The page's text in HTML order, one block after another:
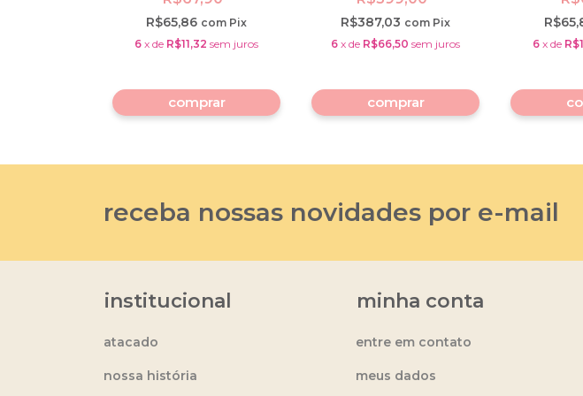
R$65,86 com Pix
6 x de R$11,32 sem juros
R$387,03 com Pix
6 x de R$66,50 sem juros
6 x de
receba nossas novidades por e-mail
institucional
atacado
nossa história
minha conta
entre em contato
meus dados